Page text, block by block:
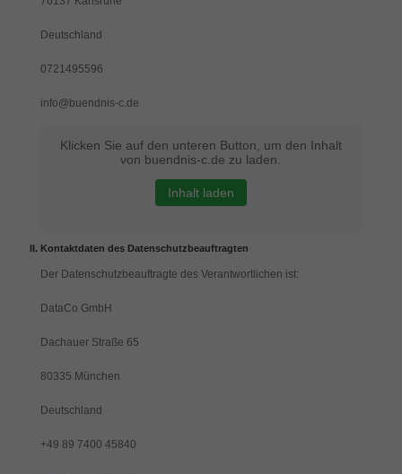
Deutschland
0721495596
info@buendnis-c.de
Klicken Sie auf den unteren Button, um den Inhalt
von buendnis-c.de zu laden.
Inhalt laden
Kontaktdaten des Datenschutzbeauftragten
Der Datenschutzbeauftragte des Verantwortlichen ist:
DataCo GmbH
Dachauer Straße 65
80335 München
Deutschland
+49 89 7400 45840
Datenschutzeinstellungen
Essenzielle Cookies ermöglichen grundlegende Funktionen und sind für
die einwandfreie Funktion der Website erforderlich.
Cookie-Informationen anzeigen
standardmäßig blockiert. Wenn Cookies von externen Medien akzeptiert
mehr.